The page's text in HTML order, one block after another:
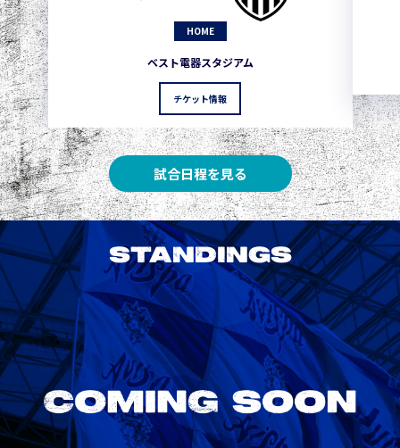
HOME
ベスト電器スタジアム
チケット情報
試合日程を見る
STANDINGS